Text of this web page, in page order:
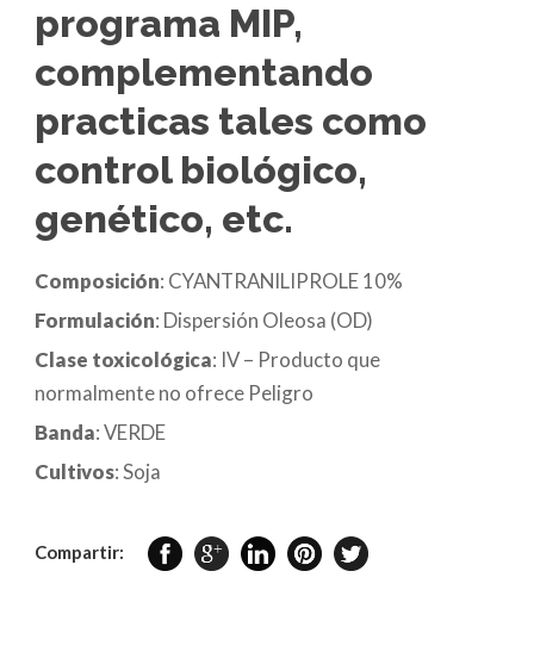
programa MIP,
complementando
practicas tales como
control biológico,
genético, etc.
Composición: CYANTRANILIPROLE 10%
Formulación: Dispersión Oleosa (OD)
Clase toxicológica: IV – Producto que
normalmente no ofrece Peligro
Banda: VERDE
Cultivos: Soja
Compartir: